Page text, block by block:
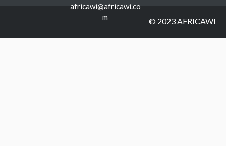
africawi@africawi.co
m
© 2023 AFRICAWI